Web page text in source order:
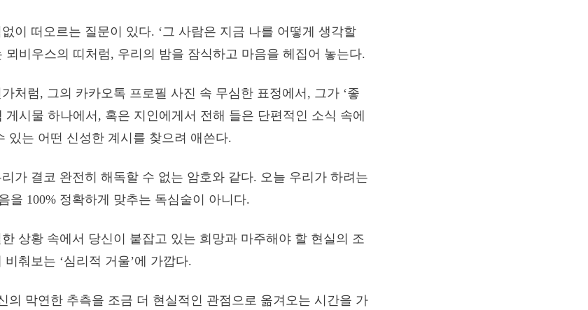
이 떠오르는 질문이 있다. ‘그 사람은 지금 나를 어떻게 생각할
뫼비우스의 띠처럼, 우리의 밤을 잠식하고 마음을 헤집어 놓는다.
처럼, 그의 카카오톡 프로필 사진 속 무심한 표정에서, 그가 ‘좋
게시물 하나에서, 혹은 지인에게서 전해 들은 단편적인 소식 속에
있는 어떤 신성한 계시를 찾으려 애쓴다.
가 결코 완전히 해독할 수 없는 암호와 같다. 오늘 우리가 하려는
을 100% 정확하게 맞추는 독심술이 아니다.
상황 속에서 당신이 붙잡고 있는 희망과 마주해야 할 현실의 조
춰보는 ‘심리적 거울’에 가깝다.
의 막연한 추측을 조금 더 현실적인 관점으로 옮겨오는 시간을 가